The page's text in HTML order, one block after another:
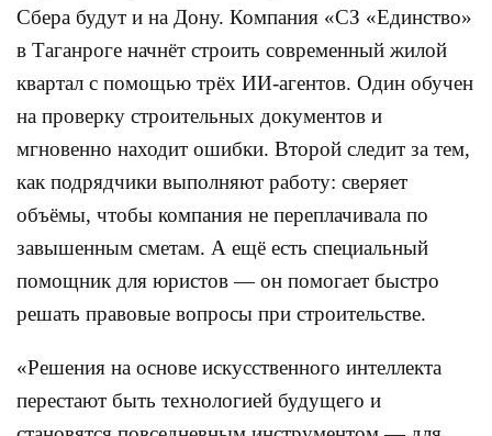
Сбера будут и на Дону. Компания «СЗ «Единство»
в Таганроге начнёт строить современный жилой
квартал с помощью трёх ИИ-агентов. Один обучен
на проверку строительных документов и
мгновенно находит ошибки. Второй следит за тем,
как подрядчики выполняют работу: сверяет
объёмы, чтобы компания не переплачивала по
завышенным сметам. А ещё есть специальный
помощник для юристов — он помогает быстро
решать правовые вопросы при строительстве.
«Решения на основе искусственного интеллекта
перестают быть технологией будущего и